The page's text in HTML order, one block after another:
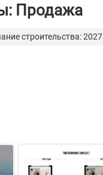
Продажа
строительства: 2027